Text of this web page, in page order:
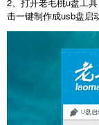
击一键制作成usb盘启